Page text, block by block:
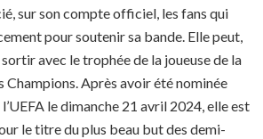
sur son compte officiel, les fans qui
pour soutenir sa bande. Elle peut,
avec le trophée de la joueuse de la
Champions. Après avoir été nominée
le dimanche 21 avril 2024, elle est
le titre du plus beau but des demi-